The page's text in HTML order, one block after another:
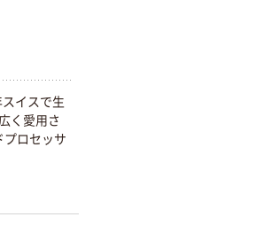
イスで生
く愛用さ
プロセッサ